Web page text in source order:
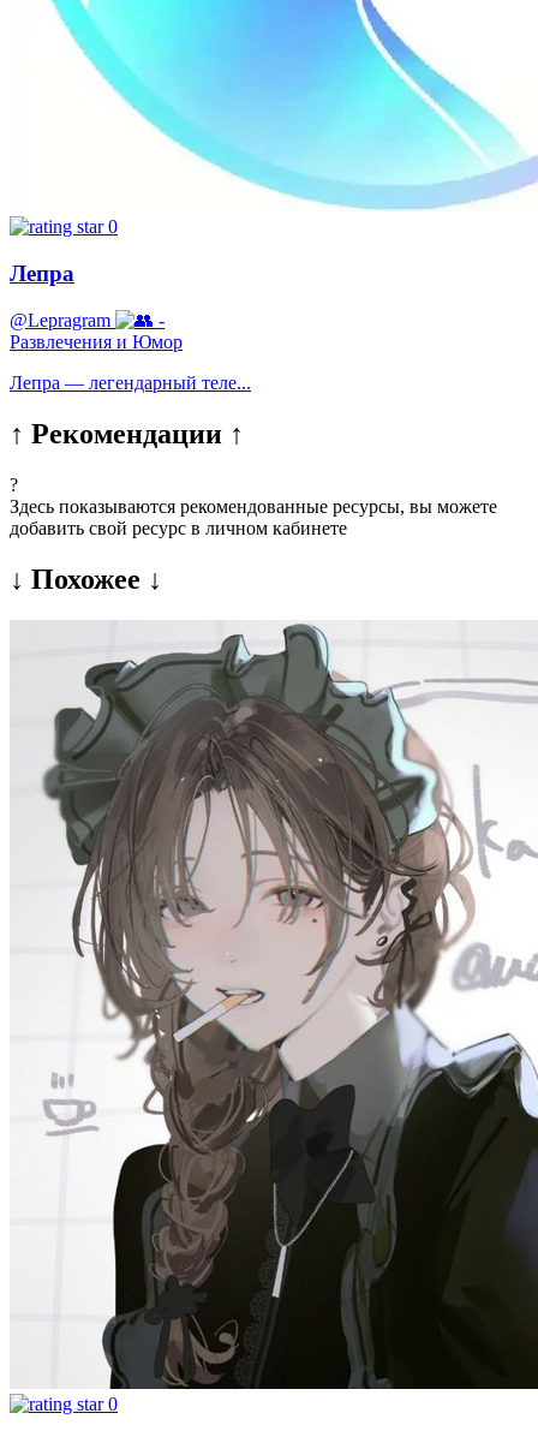
0
Лепра
@Lepragram
-
Развлечения и Юмор
Лепра — легендарный теле...
↑ Рекомендации ↑
?
Здесь показываются рекомендованные ресурсы, вы можете
добавить свой ресурс в личном кабинете
↓ Похожее ↓
0